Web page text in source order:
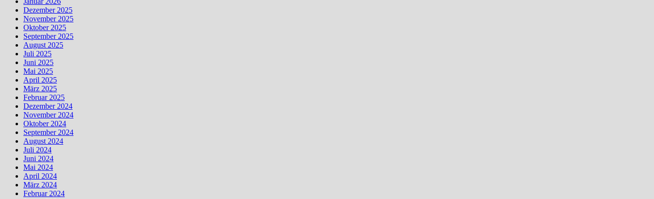
Dezember 2025
November 2025
Oktober 2025
September 2025
August 2025
Juli 2025
Juni 2025
Mai 2025
April 2025
März 2025
Februar 2025
Dezember 2024
November 2024
Oktober 2024
September 2024
August 2024
Juli 2024
Juni 2024
Mai 2024
April 2024
März 2024
Februar 2024